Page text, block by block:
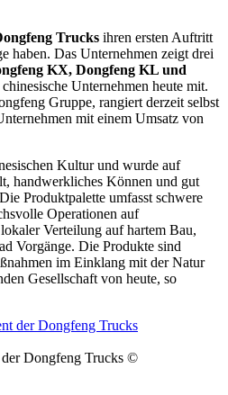
Trucks ihren ersten Auftritt
haben. Das Unternehmen zeigt drei
KX, Dongfeng KL und
Unternehmen heute mit.
Gruppe, rangiert derzeit selbst
mit einem Umsatz von
Kultur und wurde auf
handwerkliches Können und gut
Produktpalette umfasst schwere
Operationen auf
Verteilung auf hartem Bau,
Vorgänge. Die Produkte sind
im Einklang mit der Natur
Gesellschaft von heute, so
Dongfeng Trucks ©